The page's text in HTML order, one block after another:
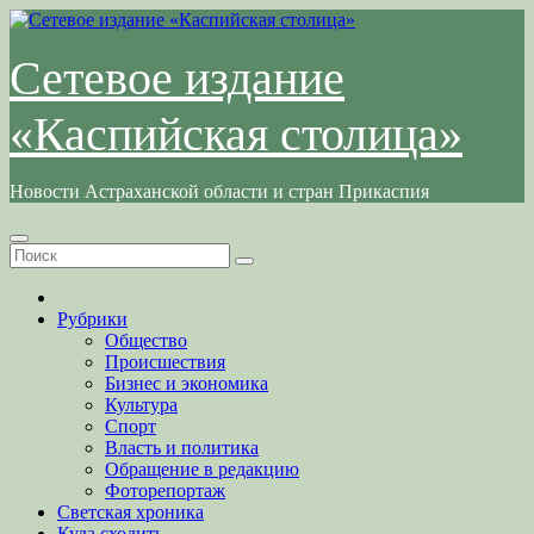
Перейти
содержимому
Сетевое издание
«Каспийская столица»
Новости Астраханской области и стран Прикаспия
Рубрики
Общество
Происшествия
Бизнес и экономика
Культура
Спорт
Власть и политика
Обращение в редакцию
Фоторепортаж
Светская хроника